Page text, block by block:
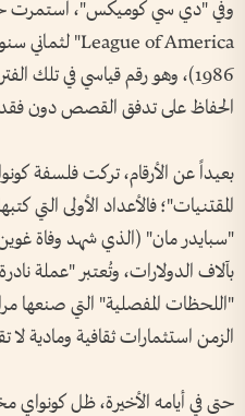
1986)، وهو رقم قياسي في تلك
الحفاظ على تدفق القصص دون
بعيداً عن الأرقام، تركت فلسفة
"سبايدر مان" (الذي شهد وفاة غوين
بآلاف الدولارات، وتُعتبر "عملة
"اللحظات المفصلية" التي
الزمن استثمارات ثقافية ومادية لا
حتى في أيامه الأخيرة، ظل